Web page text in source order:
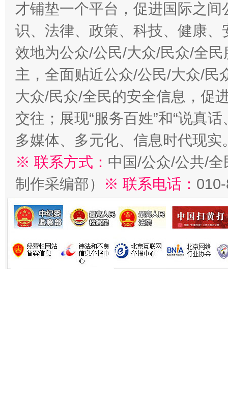
才铺垫一个平台，促进国际之
识、法律、政策、科技、健康
效地为公众/公民/大众/民众/全
主，全面贴近公众/公民/大众/民
大众/民众/全民的安全信息，促
交往；展现“服务百姓”和“说真
多媒体、多元化、信息时代现实
※ 联系方式： 中国/公众/公共/
制作采编部）
※ 联系电话：